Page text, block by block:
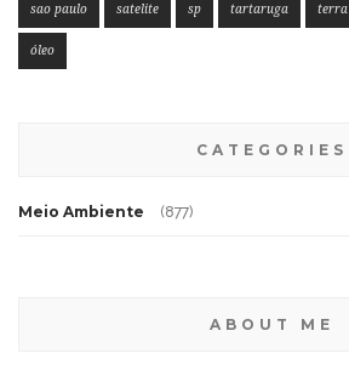
sao paulo satelite sp tartaruga terra
óleo
CATEGORIES
Meio Ambiente (877)
ABOUT ME